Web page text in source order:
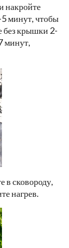
накройте
минут, чтобы
без крышки 2-
минут,
в сковороду,
нагрев.